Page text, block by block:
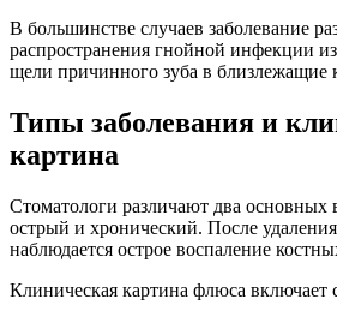
В большинстве случаев заболевание
распространения гнойной инфекции
щели причинного зуба в близлежащие
Типы заболевания и
картина
Стоматологи различают два основных
острый и хронический. После
наблюдается острое воспаление
Клиническая картина флюса